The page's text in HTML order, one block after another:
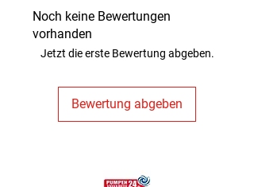
Noch keine Bewertungen
vorhanden
Jetzt die erste Bewertung abgeben.
Bewertung abgeben